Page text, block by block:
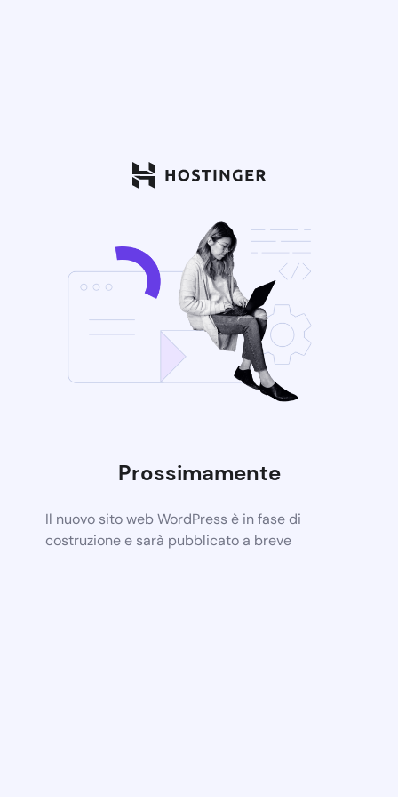
Prossimamente
Il nuovo sito web WordPress è in fase di
costruzione e sarà pubblicato a breve